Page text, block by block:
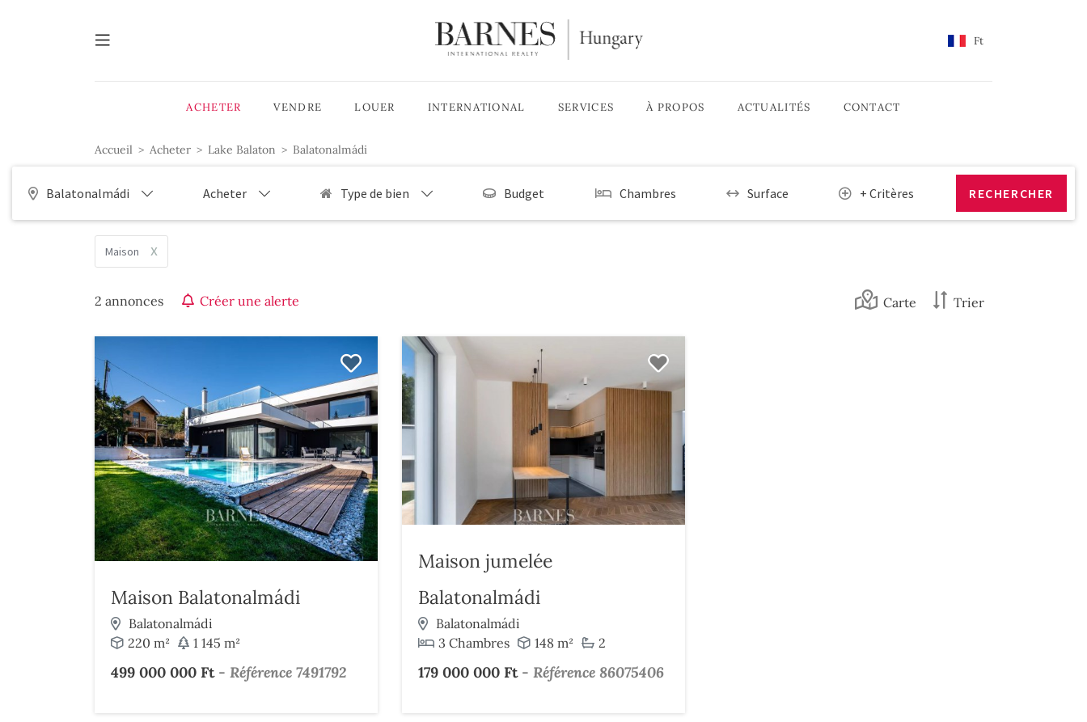
Ft
ACHETER VENDRE LOUER INTERNATIONAL SERVICES À PROPOS ACTUALITÉS CONTACT
Accueil Acheter Lake Balaton Balatonalmádi
Balatonalmádi Acheter Type de bien Budget Chambres Surface + Critères
Maison x
2 annonces Créer une alerte Carte Trier
Maison Balatonalmádi
Balatonalmádi
220 m²
1 145 m²
499 000 000 Ft- Référence 7491792
Maison jumelée
Balatonalmádi
Balatonalmádi
3 Chambres
148 m² 2
179 000 000 Ft- Référence 86075406